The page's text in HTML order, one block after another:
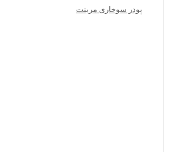
پودر سوخاری مرینت